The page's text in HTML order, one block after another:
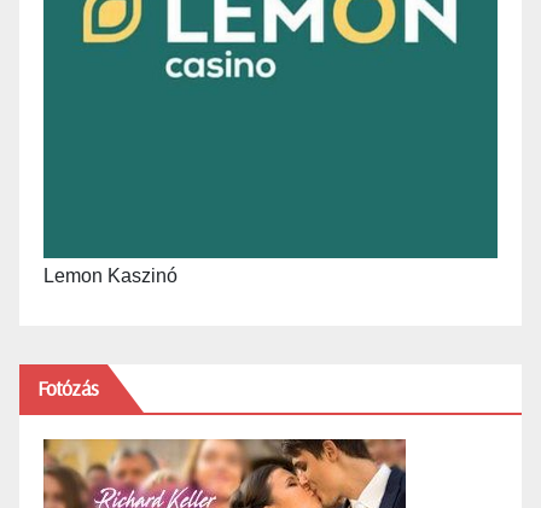
Lemon Kaszinó
Fotózás